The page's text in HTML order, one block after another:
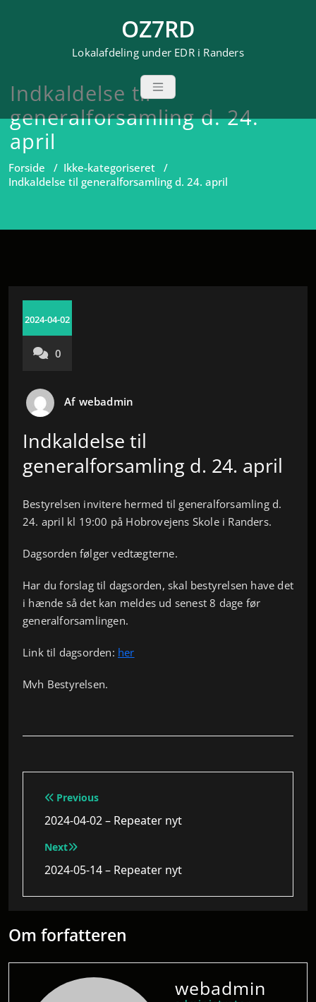
OZ7RD
Lokalafdeling under EDR i Randers
Indkaldelse til
generalforsamling d. 24.
april
Forside / Ikke-kategoriseret /
Indkaldelse til generalforsamling d. 24. april
2024-04-02
0
Af webadmin
Indkaldelse til
generalforsamling d. 24. april
Bestyrelsen invitere hermed til generalforsamling d.
24. april kl 19:00 på Hobrovejens Skole i Randers.
Dagsorden følger vedtægterne.
Har du forslag til dagsorden, skal bestyrelsen have det
i hænde så det kan meldes ud senest 8 dage før
generalforsamlingen.
Link til dagsorden: her
Mvh Bestyrelsen.
Indlægsnavigation
Previous
2024-04-02 – Repeater nyt
Next
2024-05-14 – Repeater nyt
Om forfatteren
webadmin